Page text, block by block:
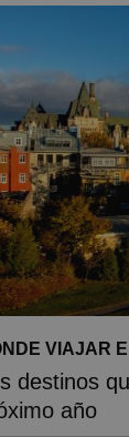
VIAJAR
destinos
año